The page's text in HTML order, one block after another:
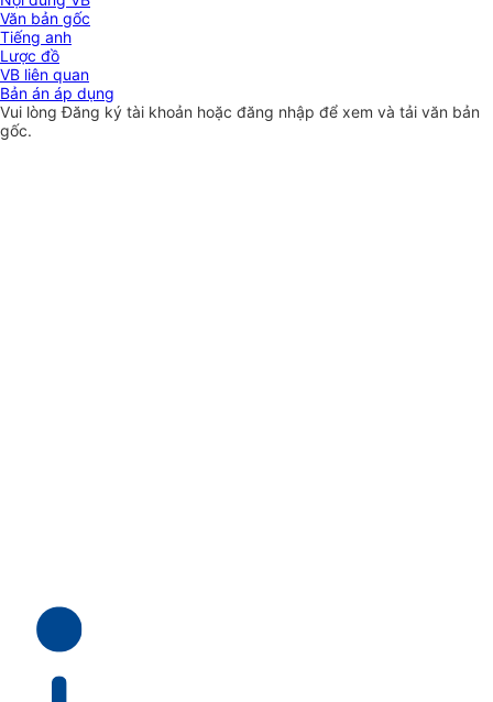
Văn bản gốc
Tiếng anh
Lược đồ
VB liên quan
Bản án áp dụng
Vui lòngĐăng ký tài khoản hoặc đăng nhập để xem và tải văn bản
gốc.